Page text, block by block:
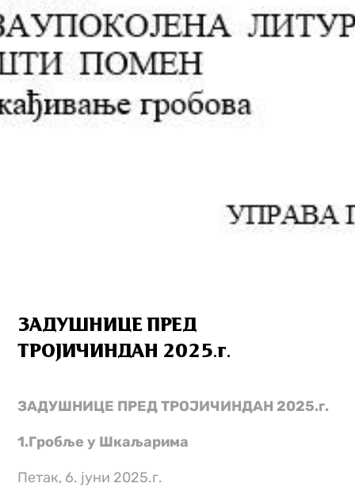
ЗАДУШНИЦЕ ПРЕД
ТРОЈИЧИНДАН 2025.г.
ЗАДУШНИЦЕ ПРЕД ТРОЈИЧИНДАН 2025.г.
1.Гробље у Шкаљарима
Петак, 6. јуни 2025.г.